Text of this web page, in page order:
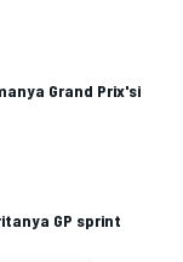
Grand Prix'si
GP sprint